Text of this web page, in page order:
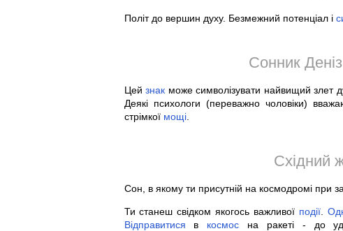
Політ до вершин духу. Безмежний потенціал і
Сонник
Цейзнак може символізувати найвищий злет
Деякі психологи (переважно чоловіки)
стрімкої мощі.
Східний
Сон, в якому ти присутній на космодромі при
Ти станеш свідком якогось важливої події.
Відправитися в космос на ракеті - до